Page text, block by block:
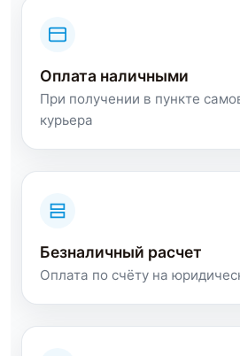
Оплата наличными
При получении в пункте
курьера
Безналичный расчет
Оплата по счёту на